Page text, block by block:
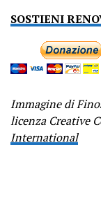
SOSTIENI
Immagine di
licenza Creative
International